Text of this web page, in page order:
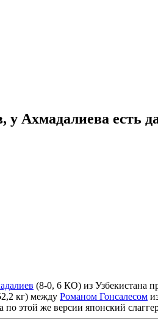
Ахмадалиева есть
(8-0, 6 КО) из Узбекистана
кг) между Романом Гонсалесом
этой же версии японский